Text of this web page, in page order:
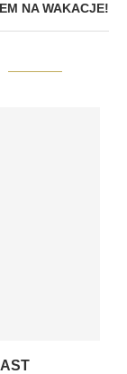
NA WAKACJE!